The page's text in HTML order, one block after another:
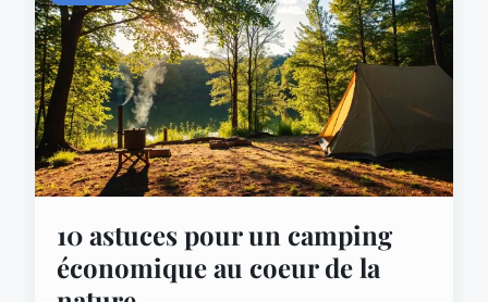
10 astuces pour un camping
économique au coeur de la